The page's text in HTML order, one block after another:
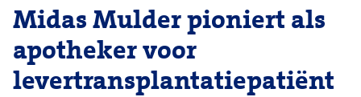
Midas Mulder pioniert als
apotheker voor
levertransplantatiepatiënt